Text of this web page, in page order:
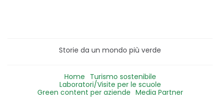
Storie da un mondo più verde
Home Turismo sostenibile
Laboratori/Visite per le scuole
Green content per aziende Media Partner